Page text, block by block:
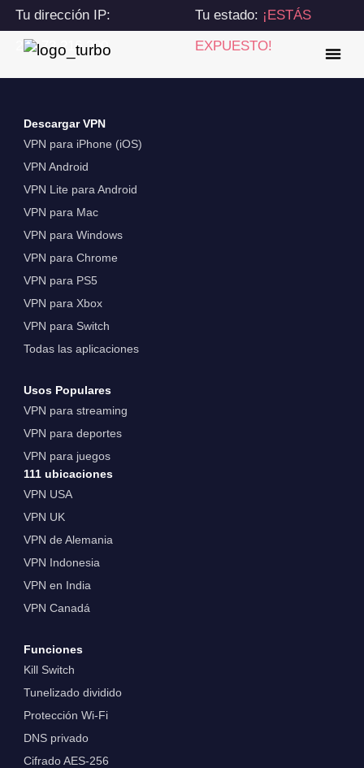
Tu dirección IP:
216.73.216.200
Tu estado: ¡ESTÁS
EXPUESTO!
Descargar VPN
VPN para iPhone (iOS)
VPN Android
VPN Lite para Android
VPN para Mac
VPN para Windows
VPN para Chrome
VPN para PS5
VPN para Xbox
VPN para Switch
Todas las aplicaciones
Usos Populares
VPN para streaming
VPN para deportes
VPN para juegos
111 ubicaciones
VPN USA
VPN UK
VPN de Alemania
VPN Indonesia
VPN en India
VPN Canadá
Funciones
Kill Switch
Tunelizado dividido
Protección Wi-Fi
DNS privado
Cifrado AES-256